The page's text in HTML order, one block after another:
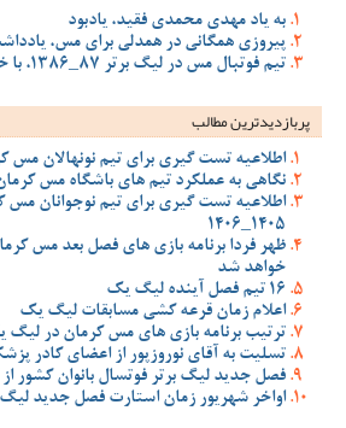
به یاد مهدی محمدی فقید، یادبود
پیروزی همگانی در همدلی برای مس،
تیم فوتبال مس در لیگ برتر 87_1386، با خاطرات مس
پربازدیدترین‌ مطالب
اطلاعیه تست گیری برای تیم نونهالان مس کرمان
نگاهی به عملکرد تیم های باشگاه مس
اطلاعیه تست گیری برای تیم نوجوانان مس
1405_1406
ظهر فردا برنامه بازی های فصل بعد مس
خواهد شد
16 تیم فصل آینده لیگ یک
اعلام زمان قرعه کشی مسابقات لیگ یک
ترتیب برنامه بازی های مس کرمان در
تسلیت به آقای نوروزپور از اعضای کادر
فصل جدید لیگ برتر فوتسال بانوان کشور از
اواخر شهریور زمان استارت فصل جدید